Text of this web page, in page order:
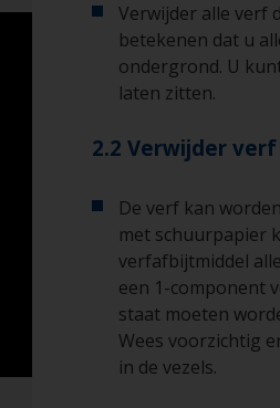
Verwijder alle verf
betekenen dat u
ondergrond. U
laten zitten.
2.2 Verwijder
De verf kan
met schuurpapier
verfafbijtmiddel
een 1-component
staat moeten
Wees voorzichtig
in de vezels.